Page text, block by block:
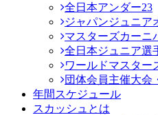
全日本アンダー23
ジャパンジュニア
マスターズカーニ
全日本ジュニア選
ワールドマスター
団体会員主催大会
年間スケジュール
スカッシュとは